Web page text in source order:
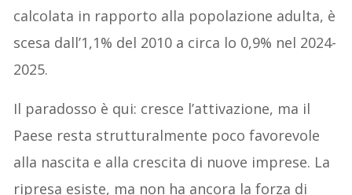
calcolata in rapporto alla popolazione adulta, è
scesa dall’1,1% del 2010 a circa lo 0,9% nel 2024-
2025.
Il paradosso è qui: cresce l’attivazione, ma il
Paese resta strutturalmente poco favorevole
alla nascita e alla crescita di nuove imprese. La
ripresa esiste, ma non ha ancora la forza di